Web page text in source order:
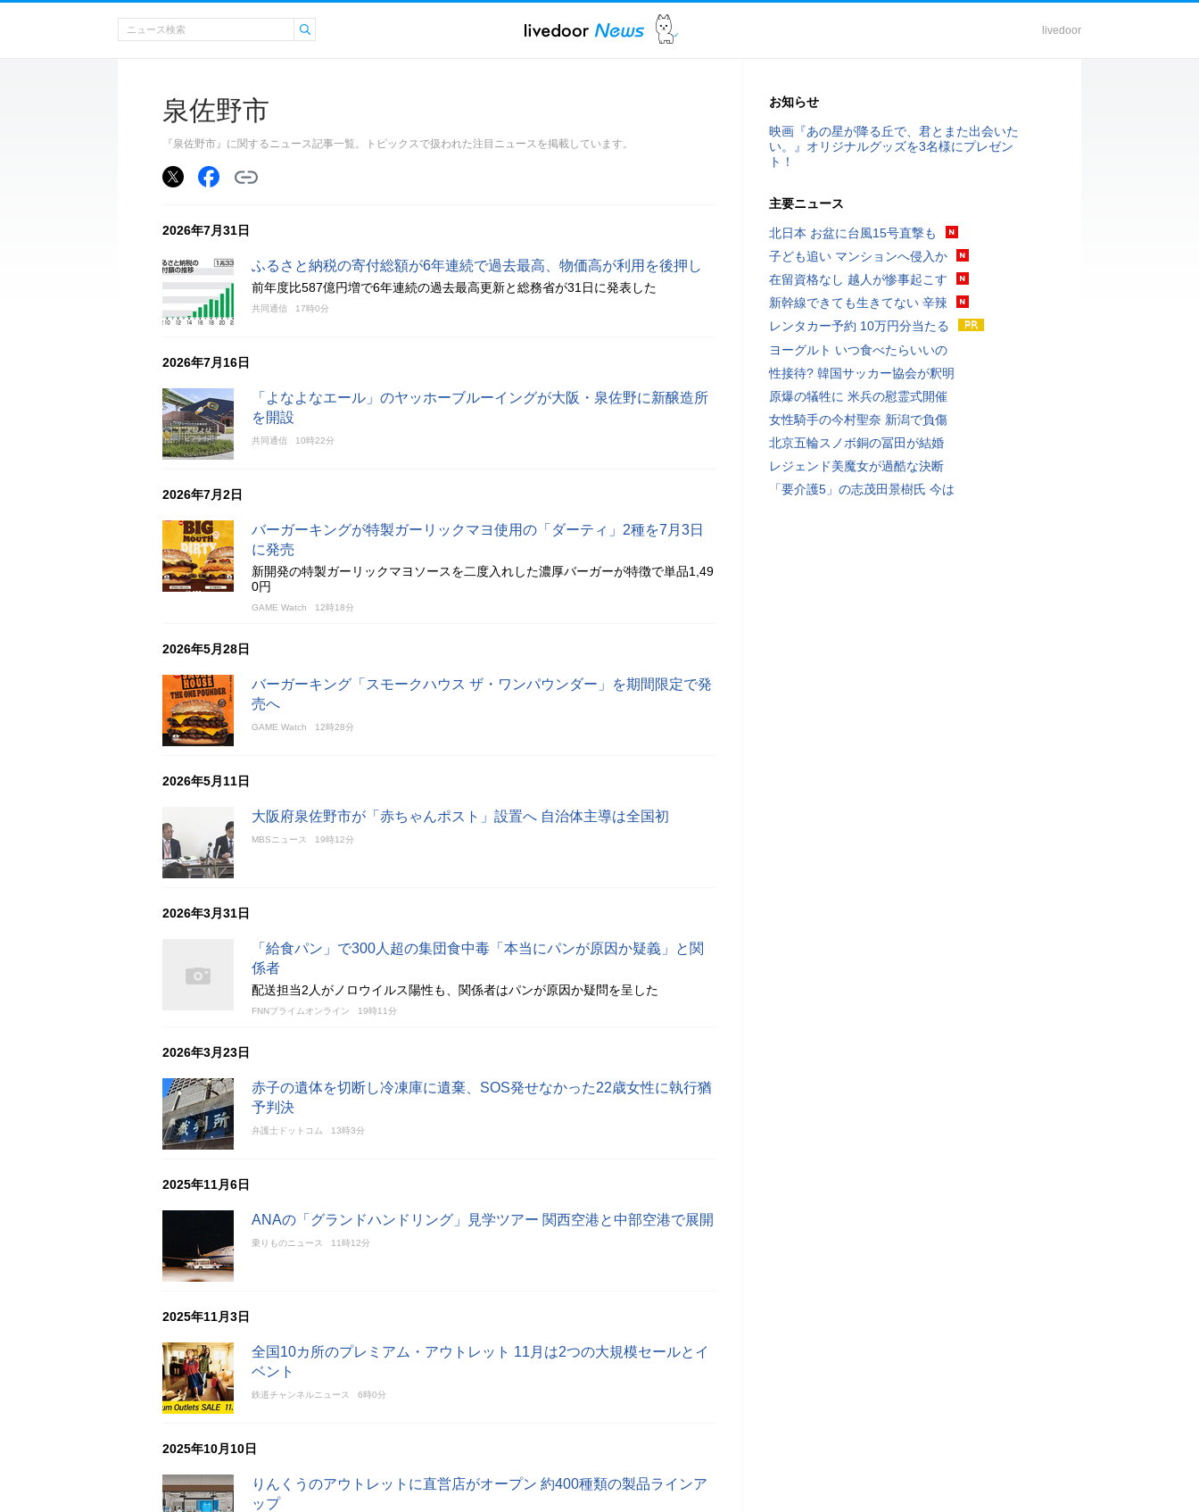
livedoor
泉佐野市
『泉佐野市』に関するニュース記事一覧。トピックスで扱われた注目ニュースを掲載しています。
2026年7月31日
ふるさと納税の寄付総額が6年連続で過去最高、物価高が利用を後押し
前年度比587億円増で6年連続の過去最高更新と総務省が31日に発表した
共同通信 17時0分
2026年7月16日
「よなよなエール」のヤッホーブルーイングが大阪・泉佐野に新醸造所
を開設
共同通信 10時22分
2026年7月2日
バーガーキングが特製ガーリックマヨ使用の「ダーティ」2種を7月3日
に発売
新開発の特製ガーリックマヨソースを二度入れした濃厚バーガーが特徴で単品1,49
0円
GAME Watch 12時18分
2026年5月28日
バーガーキング「スモークハウス ザ・ワンパウンダー」を期間限定で発
売へ
GAME Watch 12時28分
2026年5月11日
大阪府泉佐野市が「赤ちゃんポスト」設置へ 自治体主導は全国初
MBSニュース 19時12分
2026年3月31日
「給食パン」で300人超の集団食中毒「本当にパンが原因か疑義」と関
係者
配送担当2人がノロウイルス陽性も、関係者はパンが原因か疑問を呈した
FNNプライムオンライン 19時11分
2026年3月23日
赤子の遺体を切断し冷凍庫に遺棄、SOS発せなかった22歳女性に執行猶
予判決
弁護士ドットコム 13時3分
2025年11月6日
ANAの「グランドハンドリング」見学ツアー 関西空港と中部空港で展開
乗りものニュース 11時12分
2025年11月3日
全国10カ所のプレミアム・アウトレット 11月は2つの大規模セールとイ
ベント
鉄道チャンネルニュース 6時0分
2025年10月10日
りんくうのアウトレットに直営店がオープン 約400種類の製品ラインア
ップ
お知らせ
映画『あの星が降る丘で、君とまた出会いた
い。』オリジナルグッズを3名様にプレゼン
ト！
主要ニュース
北日本 お盆に台風15号直撃も
子ども追い マンションへ侵入か
在留資格なし 越人が惨事起こす
新幹線できても生きてない 辛辣
レンタカー予約 10万円分当たる
ヨーグルト いつ食べたらいいの
性接待? 韓国サッカー協会が釈明
原爆の犠牲に 米兵の慰霊式開催
女性騎手の今村聖奈 新潟で負傷
北京五輪スノボ銅の冨田が結婚
レジェンド美魔女が過酷な決断
「要介護5」の志茂田景樹氏 今は